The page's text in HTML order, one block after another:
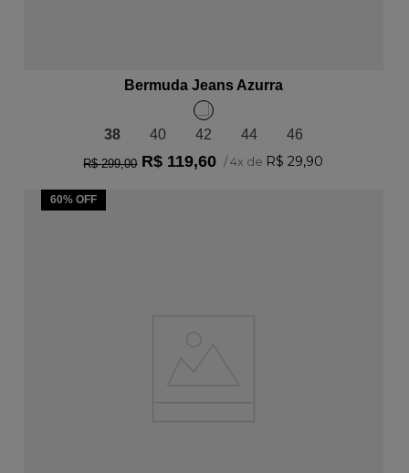
Bermuda Jeans Azurra
38 40 42 44 46
R$ 299,00 R$ 119,60 /4x de R$ 29,90
60% OFF